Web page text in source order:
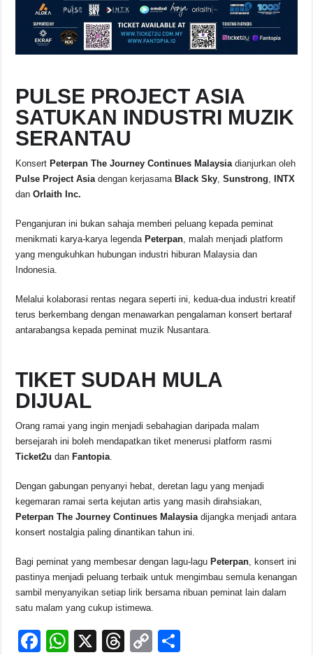
PULSE PROJECT ASIA
SATUKAN INDUSTRI MUZIK
SERANTAU
Konsert Peterpan The Journey Continues Malaysiadianjurkan oleh
Pulse Project Asiadengan kerjasama Black Sky,Sunstrong,
INTX
danOrlaith Inc.
Penganjuran ini bukan sahaja memberi peluang kepada peminat
menikmati karya-karya legenda Peterpan, malah menjadi platform
yang mengukuhkan hubungan industri hiburan Malaysia dan
Indonesia.
Melalui kolaborasi rentas negara seperti ini, kedua-dua industri kreatif
terus berkembang dengan menawarkan pengalaman konsert bertaraf
antarabangsa kepada peminat muzik Nusantara.
TIKET SUDAH MULA
DIJUAL
Orang ramai yang ingin menjadi sebahagian daripada malam
bersejarah ini boleh mendapatkan tiket menerusi platform rasmi
Ticket2u dan Fantopia.
Dengan gabungan penyanyi hebat, deretan lagu yang menjadi
kegemaran ramai serta kejutan artis yang masih dirahsiakan,
Peterpan The Journey Continues Malaysiadijangka menjadi antara
konsert nostalgia paling dinantikan tahun ini.
Bagi peminat yang membesar dengan lagu-lagu Peterpan, konsert ini
pastinya menjadi peluang terbaik untuk mengimbau semula kenangan
sambil menyanyikan setiap lirik bersama ribuan peminat lain dalam
satu malam yang cukup istimewa.
F
W
X
T
C